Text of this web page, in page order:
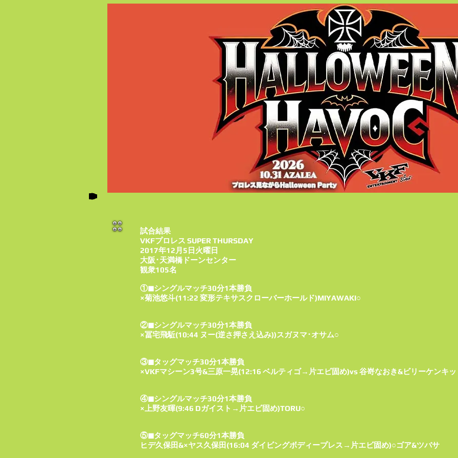
試合結果
VKFプロレス SUPER THURSDAY
2017年12月5日火曜日
大阪･天満橋ドーンセンター
観衆105名
①◼シングルマッチ30分1本勝負
×菊池悠斗(11:22 変形テキサスクローバーホールド)MIYAWAKI○
②◼シングルマッチ30分1本勝負
×冨宅飛駈(10:44 ヌー(逆さ押さえ込み))スガヌマ･オサム○
③◼タッグマッチ30分1本勝負
×VKFマシーン3号&三原一晃(12:16 ベルティゴ→片エビ固め)vs 谷嵜なおき&ビリーケンキ
④◼シングルマッチ30分1本勝負
×上野友暉(9:46 Dガイスト→片エビ固め)TORU○
⑤◼タッグマッチ60分1本勝負
ヒデ久保田&×ヤス久保田(16:04 ダイビングボディープレス→片エビ固め)○ゴア&ツバサ